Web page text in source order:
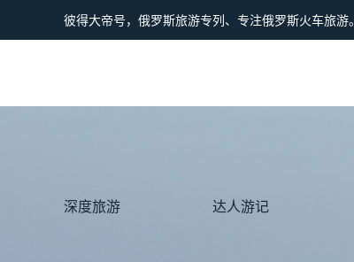
彼得大帝号，俄罗斯旅游专列、专注俄罗斯火车旅游。
深度旅游 达人游记